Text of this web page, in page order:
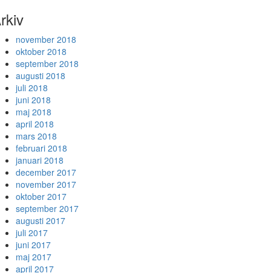
november 2018
oktober 2018
september 2018
augusti 2018
juli 2018
juni 2018
maj 2018
april 2018
mars 2018
februari 2018
januari 2018
december 2017
november 2017
oktober 2017
september 2017
augusti 2017
juli 2017
juni 2017
maj 2017
april 2017